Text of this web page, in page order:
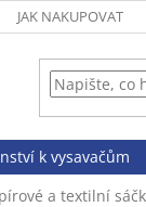
JAK NAKUPOVAT
k vysavačům
a textilní